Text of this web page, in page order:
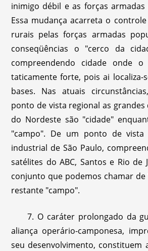
inimigo débil e as forças
Essa mudança acarreta o
rurais pelas forças armadas
conseqüências o "cerco da
compreendendo cidade onde
taticamente forte, pois ai localiza-
bases. Nas atuais
ponto de vista regional as grandes
do Nordeste são "cidade"
"campo". De um ponto de vista
industrial de São Paulo,
satélites do ABC, Santos e Rio de
conjunto que podemos chamar de
restante "campo".
7. O caráter prolongado da
aliança operário-camponesa,
seu desenvolvimento, constituem